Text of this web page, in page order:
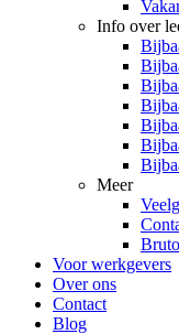
Info over
Meer
Voor werkgevers
Over ons
Contact
Blog